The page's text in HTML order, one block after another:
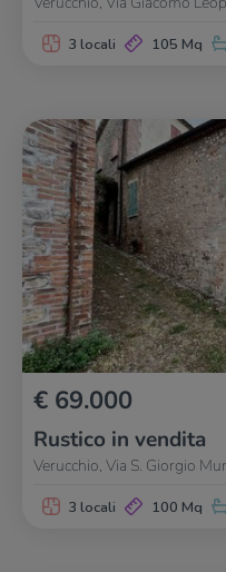
3 locali 105 Mq
€ 69.000
Rustico in vendita
Verucchio, Via S. Giorgio
3 locali 100 Mq